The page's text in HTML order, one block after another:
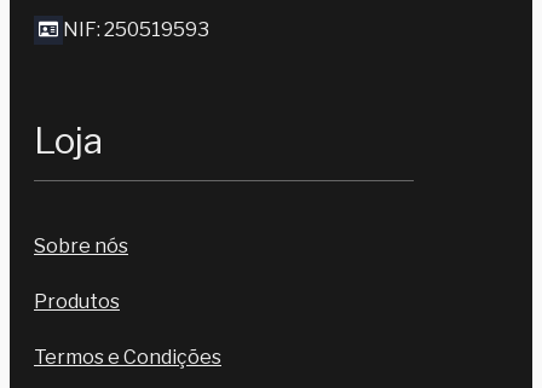
NIF: 250519593
Loja
Sobre nós
Produtos
Termos e Condições